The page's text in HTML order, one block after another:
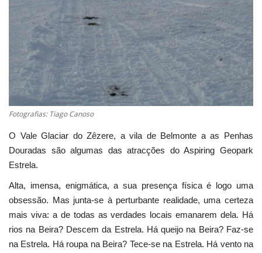
Lazer
Ambiente
Fotografias: Tiago Canoso
O Vale Glaciar do Zêzere, a vila de Belmonte a as Penhas
Douradas são algumas das atracções do Aspiring Geopark
Estrela.
Alta, imensa, enigmática, a sua presença física é logo uma
obsessão. Mas junta-se à perturbante realidade, uma certeza
mais viva: a de todas as verdades locais emanarem dela. Há
rios na Beira? Descem da Estrela. Há queijo na Beira? Faz-se
na Estrela. Há roupa na Beira? Tece-se na Estrela. Há vento na